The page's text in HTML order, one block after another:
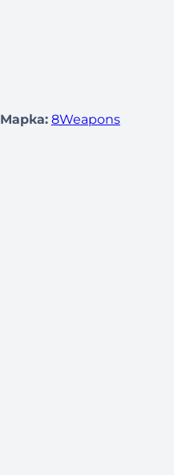
Марка: 8Weapons